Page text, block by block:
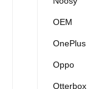
OEM
OnePlus
Oppo
Otterbox